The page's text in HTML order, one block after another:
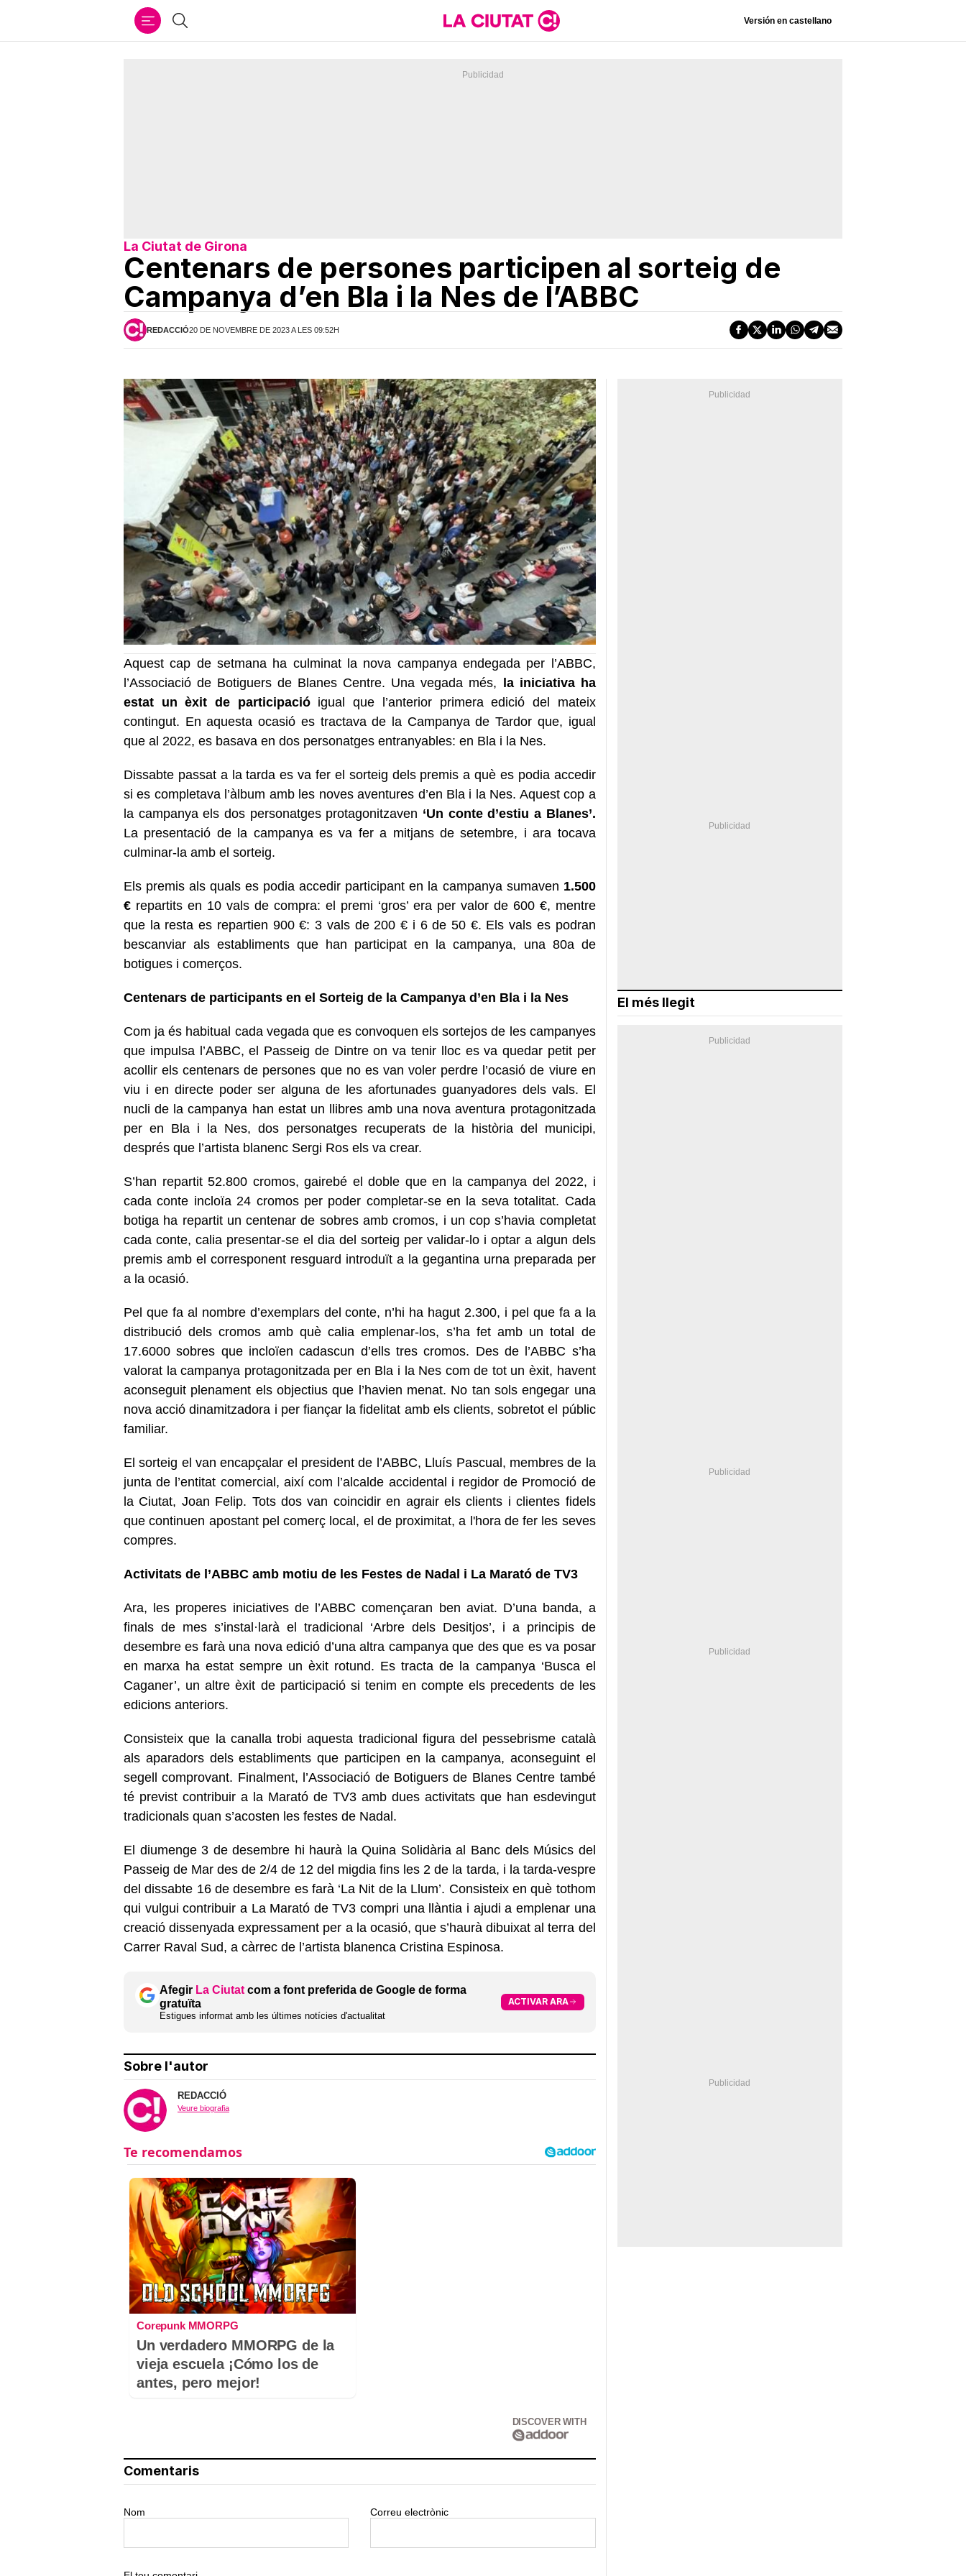
Cercar Versión en castellano
La Ciutat de Girona
Centenars de persones participen al sorteig de
Campanya d’en Bla i la Nes de l’ABBC
REDACCIÓ20 DE NOVEMBRE DE 2023 A LES 09:52H
Aquest cap de setmana ha culminat la nova campanya endegada per l’ABBC,
l’Associació de Botiguers de Blanes Centre. Una vegada més, la iniciativa ha
estat un èxit de participacióigual que l’anterior primera edició del mateix
contingut. En aquesta ocasió es tractava de la Campanya de Tardor que, igual
que al 2022, es basava en dos personatges entranyables: en Bla i la Nes.
Dissabte passat a la tarda es va fer el sorteig dels premis a què es podia accedir
si es completava l’àlbum amb les noves aventures d’en Bla i la Nes. Aquest cop a
la campanya els dos personatges protagonitzaven ‘Un conte d’estiu a Blanes’.
La presentació de la campanya es va fer a mitjans de setembre, i ara tocava
culminar-la amb el sorteig.
Els premis als quals es podia accedir participant en la campanya sumaven 1.500
€ repartits en 10 vals de compra: el premi ‘gros’ era per valor de 600 €, mentre
que la resta es repartien 900 €: 3 vals de 200 € i 6 de 50 €. Els vals es podran
bescanviar als establiments que han participat en la campanya, una 80a de
botigues i comerços.
Centenars de participants en el Sorteig de la Campanya d’en Bla i la Nes
Com ja és habitual cada vegada que es convoquen els sortejos de les campanyes
que impulsa l’ABBC, el Passeig de Dintre on va tenir lloc es va quedar petit per
acollir els centenars de persones que no es van voler perdre l’ocasió de viure en
viu i en directe poder ser alguna de les afortunades guanyadores dels vals. El
nucli de la campanya han estat un llibres amb una nova aventura protagonitzada
per en Bla i la Nes, dos personatges recuperats de la història del municipi,
després que l’artista blanenc Sergi Ros els va crear.
S’han repartit 52.800 cromos, gairebé el doble que en la campanya del 2022, i
cada conte incloïa 24 cromos per poder completar-se en la seva totalitat. Cada
botiga ha repartit un centenar de sobres amb cromos, i un cop s’havia completat
cada conte, calia presentar-se el dia del sorteig per validar-lo i optar a algun dels
premis amb el corresponent resguard introduït a la gegantina urna preparada per
a la ocasió.
Pel que fa al nombre d’exemplars del conte, n’hi ha hagut 2.300, i pel que fa a la
distribució dels cromos amb què calia emplenar-los, s’ha fet amb un total de
17.6000 sobres que incloïen cadascun d’ells tres cromos. Des de l’ABBC s’ha
valorat la campanya protagonitzada per en Bla i la Nes com de tot un èxit, havent
aconseguit plenament els objectius que l’havien menat. No tan sols engegar una
nova acció dinamitzadora i per fiançar la fidelitat amb els clients, sobretot el públic
familiar.
El sorteig el van encapçalar el president de l’ABBC, Lluís Pascual, membres de la
junta de l’entitat comercial, així com l’alcalde accidental i regidor de Promoció de
la Ciutat, Joan Felip. Tots dos van coincidir en agrair els clients i clientes fidels
que continuen apostant pel comerç local, el de proximitat, a l'hora de fer les seves
compres.
Activitats de l’ABBC amb motiu de les Festes de Nadal i La Marató de TV3
Ara, les properes iniciatives de l’ABBC començaran ben aviat. D’una banda, a
finals de mes s’instal·larà el tradicional ‘Arbre dels Desitjos’, i a principis de
desembre es farà una nova edició d’una altra campanya que des que es va posar
en marxa ha estat sempre un èxit rotund. Es tracta de la campanya ‘Busca el
Caganer’, un altre èxit de participació si tenim en compte els precedents de les
edicions anteriors.
Consisteix que la canalla trobi aquesta tradicional figura del pessebrisme català
als aparadors dels establiments que participen en la campanya, aconseguint el
segell comprovant. Finalment, l’Associació de Botiguers de Blanes Centre també
té previst contribuir a la Marató de TV3 amb dues activitats que han esdevingut
tradicionals quan s’acosten les festes de Nadal.
El diumenge 3 de desembre hi haurà la Quina Solidària al Banc dels Músics del
Passeig de Mar des de 2/4 de 12 del migdia fins les 2 de la tarda, i la tarda-vespre
del dissabte 16 de desembre es farà ‘La Nit de la Llum’. Consisteix en què tothom
qui vulgui contribuir a La Marató de TV3 compri una llàntia i ajudi a emplenar una
creació dissenyada expressament per a la ocasió, que s’haurà dibuixat al terra del
Carrer Raval Sud, a càrrec de l’artista blanenca Cristina Espinosa.
Afegir La Ciutat com a font preferida de Google de forma
gratuïta
Estigues informat amb les últimes notícies d'actualitat
ACTIVAR ARA
Sobre l'autor
REDACCIÓ
Veure biografia
Corepunk MMORPG
Un verdadero MMORPG de la
vieja escuela ¡Cómo los de
antes, pero mejor!
DISCOVER WITH
Comentaris
Nom Correu electrònic
El més llegit